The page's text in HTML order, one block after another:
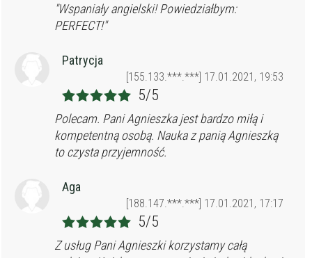
"Wspaniały angielski! Powiedziałbym:
PERFECT!"
Patrycja
[155.133.***.***] 17.01.2021, 19:53
5/5
Polecam. Pani Agnieszka jest bardzo miłą i
kompetentną osobą. Nauka z panią Agnieszką
to czysta przyjemność.
Aga
[188.147.***.***] 17.01.2021, 17:17
5/5
Z usług Pani Agnieszki korzystamy całą